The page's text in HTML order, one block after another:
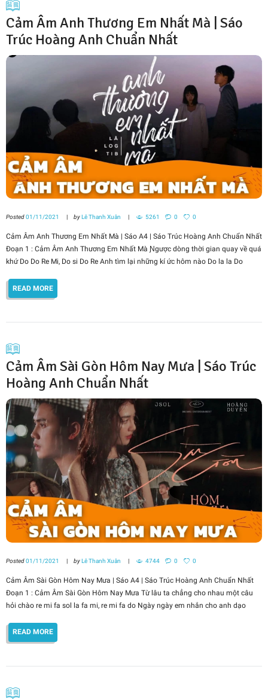
Cảm Âm Anh Thương Em Nhất Mà | Sáo
Trúc Hoàng Anh Chuẩn Nhất
Posted01/11/2021 byLê Thanh Xuân 5261 0 0
Cảm Âm Anh Thương Em Nhất Mà | Sáo A4 | Sáo Trúc Hoàng Anh Chuẩn Nhất
Đoạn 1 : Cảm Âm Anh Thương Em Nhất Mà Ɲgược dòng thời gian quaу về quá
khứ Do Do Re Mi, Do si Do Re Anh tìm lại những kí ức hôm nào Do la la Do
READ MORE
Cảm Âm Sài Gòn Hôm Nay Mưa | Sáo Trúc
Hoàng Anh Chuẩn Nhất
Posted01/11/2021 byLê Thanh Xuân 4744 0 0
Cảm Âm Sài Gòn Hôm Nay Mưa | Sáo A4 | Sáo Trúc Hoàng Anh Chuẩn Nhất
Đoạn 1 : Cảm Âm Sài Gòn Hôm Nay Mưa Từ lâu ta chẳng cho nhau một câu
hỏi chào re mi fa sol la fa mi, re mi fa do Ngày ngày em nhắn cho anh dạo
READ MORE